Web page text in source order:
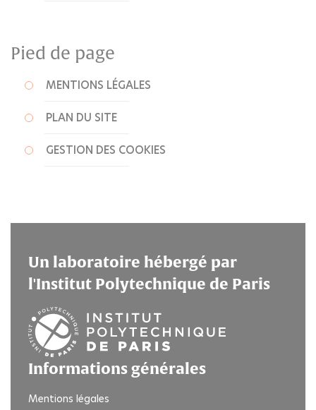
Pied de page
MENTIONS LÉGALES
PLAN DU SITE
GESTION DES COOKIES
Un laboratoire hébergé par
l'Institut Polytechnique de Paris
Informations générales
Mentions légales